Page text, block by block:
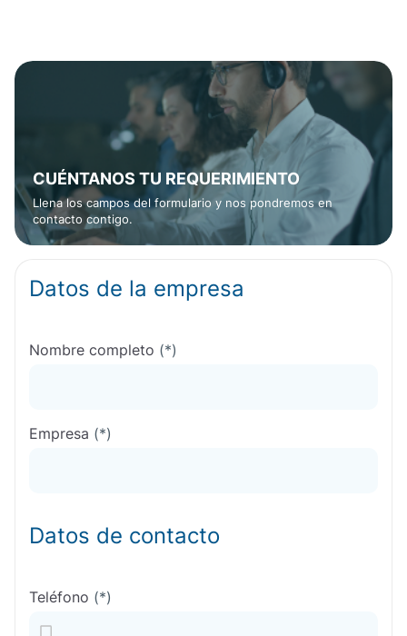
CUÉNTANOS TU REQUERIMIENTO
Llena los campos del formulario y nos pondremos en
contacto contigo.
Datos de la empresa
Nombre completo (*)
Empresa (*)
Datos de contacto
Teléfono (*)